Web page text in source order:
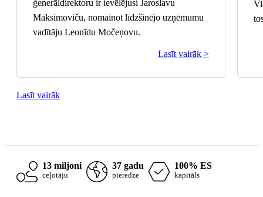
ģenerāldirektoru ir ievēlējusi Jaroslavu
Maksimoviču, nomainot līdzšinējo uzņēmumu
vadītāju Leonīdu Močeņovu.
Lasīt vairāk >
Lasīt vairāk
13 miljoni
ceļotāju
37 gadu
pieredze
100% ES
kapitāls